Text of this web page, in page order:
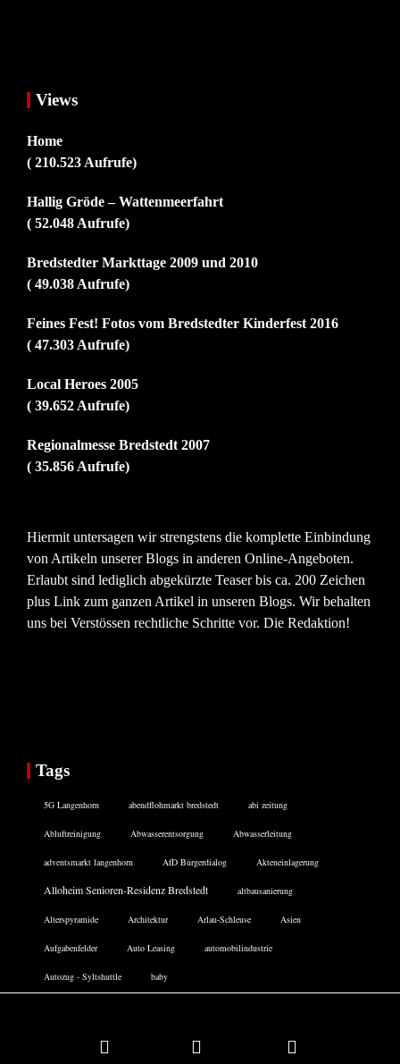
Views
Home
( 210.523 Aufrufe)
Hallig Gröde – Wattenmeerfahrt
( 52.048 Aufrufe)
Bredstedter Markttage 2009 und 2010
( 49.038 Aufrufe)
Feines Fest! Fotos vom Bredstedter Kinderfest 2016
( 47.303 Aufrufe)
Local Heroes 2005
( 39.652 Aufrufe)
Regionalmesse Bredstedt 2007
( 35.856 Aufrufe)
Hiermit untersagen wir strengstens die komplette Einbindung
von Artikeln unserer Blogs in anderen Online-Angeboten.
Erlaubt sind lediglich abgekürzte Teaser bis ca. 200 Zeichen
plus Link zum ganzen Artikel in unseren Blogs. Wir behalten
uns bei Verstössen rechtliche Schritte vor. Die Redaktion!
Tags
5G Langenhorn abendflohmarkt bredstedt abi zeitung
Abluftreinigung Abwasserentsorgung Abwasserleitung
adventsmarkt langenhorn AfD Bürgerdialog Akteneinlagerung
Alloheim Senioren-Residenz Bredstedt altbausanierung
Alterspyramide Architektur Arlau-Schleuse Asien
Aufgabenfelder Auto Leasing automobilindustrie
Autozug - Syltshuttle baby